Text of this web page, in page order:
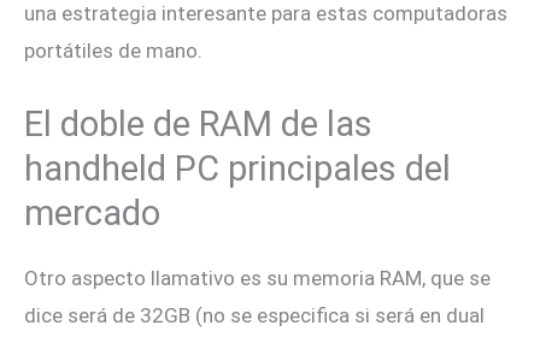
una estrategia interesante para estas computadoras
portátiles de mano.
El doble de RAM de las
handheld PC principales del
mercado
Otro aspecto llamativo es su memoria RAM, que se
dice será de 32GB (no se especifica si será en dual